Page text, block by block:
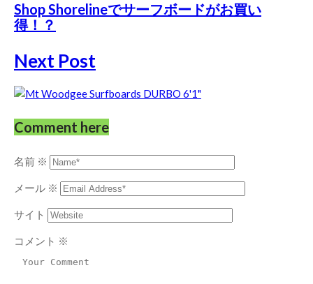
Shop Shorelineでサーフボードがお買い
得！？
Next Post
Comment here
名前 ※
メール ※
サイト
コメント ※